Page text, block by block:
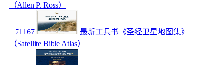
（Allen P. Ross）
71167
最新工具书《圣经卫星地图集》
（Satellite Bible Atlas）